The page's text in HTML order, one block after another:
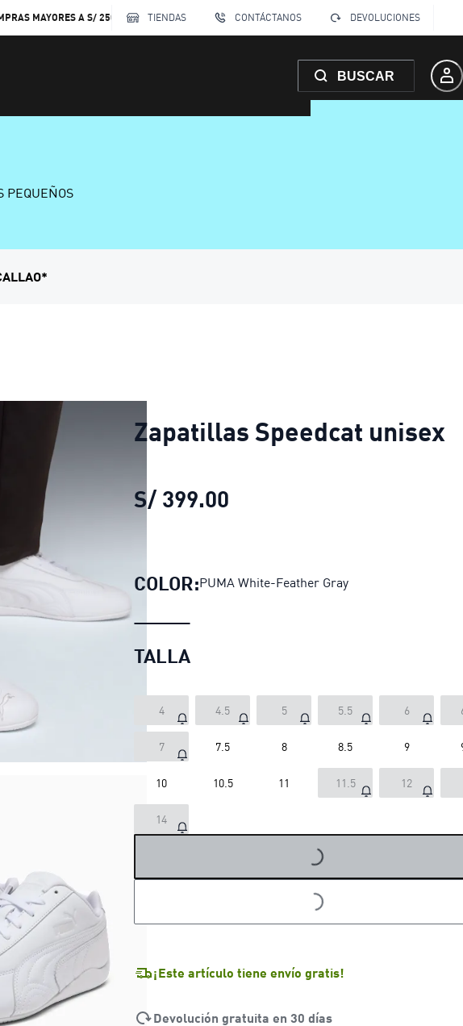
MAYORES A S/ 250 TIENDAS CONTÁCTANOS DEVOLUCIONES
BUSCAR
PEQUEÑOS
Zapatillas Speedcat unisex
S/ 399.00
COLOR:PUMA White-Feather Gray
TALLA
4 4.5 5 5.5 6
7 7.5 8 8.5 9
10 10.5 11 11.5 12
14
LOADING...
LOADING...
¡Este artículo tiene envío gratis!
Devolución gratuita en 30 días